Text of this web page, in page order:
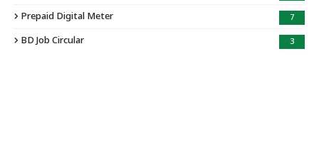
Prepaid Digital Meter 7
BD Job Circular 3